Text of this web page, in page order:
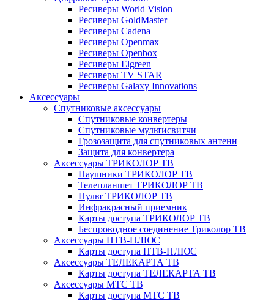
Ресиверы World Vision
Ресиверы GoldMaster
Ресиверы Cadena
Ресиверы Openmax
Ресиверы Openbox
Ресиверы Elgreen
Ресиверы TV STAR
Ресиверы Galaxy Innovations
Аксессуары
Спутниковые аксессуары
Спутниковые конвертеры
Спутниковые мультисвитчи
Грозозащита для спутниковых антенн
Защита для конвертера
Аксессуары ТРИКОЛОР ТВ
Наушники ТРИКОЛОР ТВ
Телепланшет ТРИКОЛОР ТВ
Пульт ТРИКОЛОР ТВ
Инфракрасный приемник
Карты доступа ТРИКОЛОР ТВ
Беспроводное соединение Триколор ТВ
Аксессуары НТВ-ПЛЮС
Карты доступа НТВ-ПЛЮС
Аксессуары ТЕЛЕКАРТА ТВ
Карты доступа ТЕЛЕКАРТА ТВ
Аксессуары МТС ТВ
Карты доступа МТС ТВ